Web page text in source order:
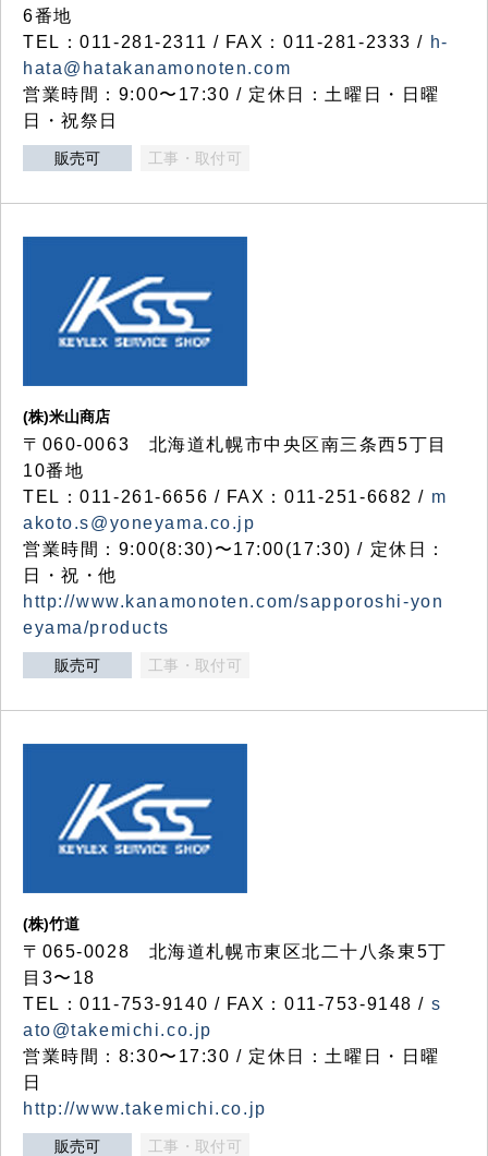
6番地
TEL：011-281-2311 / FAX：011-281-2333 / h-
hata@hatakanamonoten.com
営業時間：9:00〜17:30 / 定休日：土曜日・日曜
日・祝祭日
販売可 工事・取付可
(株)米山商店
〒060-0063 北海道札幌市中央区南三条西5丁目
10番地
TEL：011-261-6656 / FAX：011-251-6682 / m
akoto.s@yoneyama.co.jp
営業時間：9:00(8:30)〜17:00(17:30) / 定休日：
日・祝・他
http://www.kanamonoten.com/sapporoshi-yon
eyama/products
販売可 工事・取付可
(株)竹道
〒065-0028 北海道札幌市東区北二十八条東5丁
目3〜18
TEL：011-753-9140 / FAX：011-753-9148 / s
ato@takemichi.co.jp
営業時間：8:30〜17:30 / 定休日：土曜日・日曜
日
http://www.takemichi.co.jp
販売可 工事・取付可